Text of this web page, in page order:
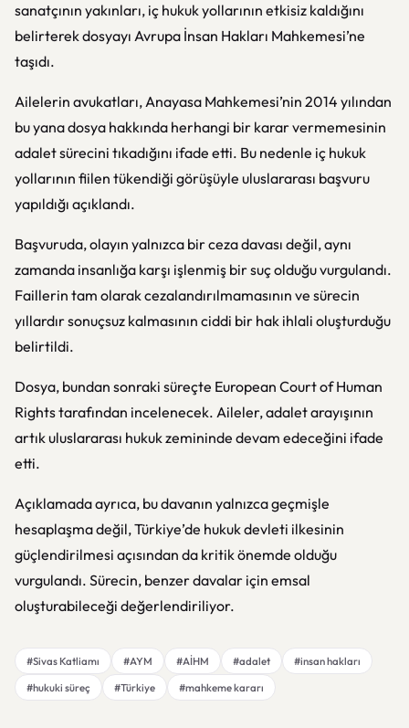
sanatçının yakınları, iç hukuk yollarının etkisiz kaldığını
belirterek dosyayı Avrupa İnsan Hakları Mahkemesi’ne
taşıdı.
Ailelerin avukatları,Anayasa Mahkemesi’nin 2014 yılından
bu yana dosya hakkında herhangi bir karar vermemesinin
adalet sürecini tıkadığını ifade etti. Bu nedenle iç hukuk
yollarının fiilen tükendiği görüşüyle uluslararası başvuru
yapıldığı açıklandı.
Başvuruda, olayın yalnızca bir ceza davası değil, aynı
zamanda insanlığa karşı işlenmiş bir suç olduğu vurgulandı.
Faillerin tam olarak cezalandırılmamasının ve sürecin
yıllardır sonuçsuz kalmasının ciddi bir hak ihlali oluşturduğu
belirtildi.
Dosya, bundan sonraki süreçte European Court of Human
Rightstarafından incelenecek. Aileler, adalet arayışının
artık uluslararası hukuk zemininde devam edeceğini ifade
etti.
Açıklamada ayrıca, bu davanın yalnızca geçmişle
hesaplaşma değil, Türkiye’de hukuk devleti ilkesinin
güçlendirilmesi açısından da kritik önemde olduğu
vurgulandı. Sürecin, benzer davalar için emsal
oluşturabileceği değerlendiriliyor.
#Sivas Katliamı #AYM #AİHM #adalet
#insan hakları
#hukuki süreç
#Türkiye #mahkeme kararı